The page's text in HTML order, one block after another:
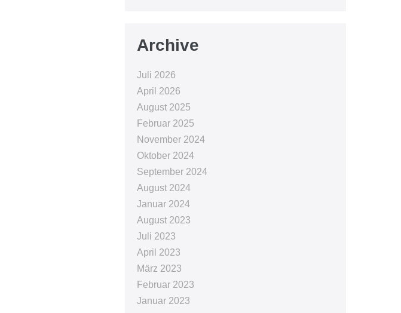
Archive
Juli 2026
April 2026
August 2025
Februar 2025
November 2024
Oktober 2024
September 2024
August 2024
Januar 2024
August 2023
Juli 2023
April 2023
März 2023
Februar 2023
Januar 2023